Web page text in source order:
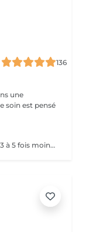
136
une
soin est pensé
D'une estreme finesse, à peine 0,35mm, soit 3 à 5 fois moins quelle celle du visage et pauvre en élastine, en collagène et en cellules graisseuses, le contour des yeux est la zone la plus fragile et la plus vulhérable du visage. Constamment mobilisé avec près de 10000 clignement quitidients, il reflète les premieres signes du vieillissement avec son relachement cutané et l'apparition des rides. Un soin specifique contour les yeux c'est un soin qui hydrate le contour de l'oeil avec un effet anti-âge, anti-poches.